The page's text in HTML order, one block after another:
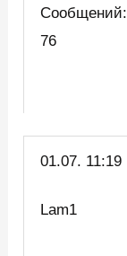
Сообщений:
76
01.07. 11:19
Lam1